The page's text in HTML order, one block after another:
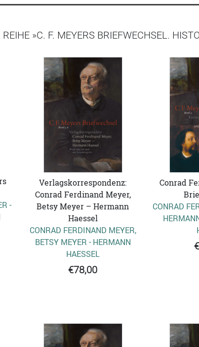
»C. F. MEYERS BRIEFWECHSEL.
-
Verlagskorrespondenz:
Conrad Ferdinand Meyer,
Betsy Meyer – Hermann
Haessel
CONRAD FERDINAND MEYER,
BETSY MEYER - HERMANN
HAESSEL
€78,00
Conrad
CONRAD